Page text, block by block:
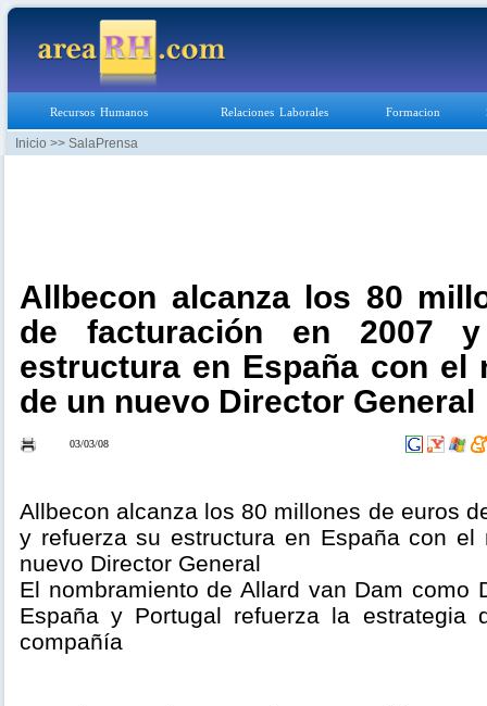
Recursos Humanos Relaciones Laborales Formacion
Inicio >> SalaPrensa
Allbecon alcanza los 80
de facturación en 2007
estructura en España con el
de un nuevo Director General
03/03/08
Allbecon alcanza los 80 millones de euros
y refuerza su estructura en España con el
nuevo Director General
El nombramiento de Allard van Dam como
España y Portugal refuerza la estrategia
compañía